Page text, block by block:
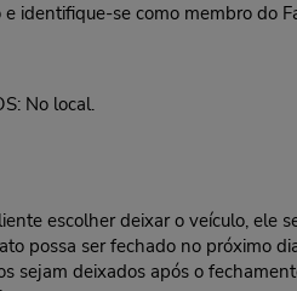
identifique-se como membro do
No local.
escolher deixar o veículo, ele
possa ser fechado no próximo
sejam deixados após o